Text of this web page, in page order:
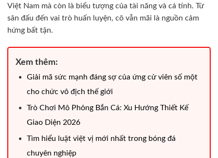
Việt Nam mà còn là biểu tượng của tài năng và cá tính. Từ
sân đấu đến vai trò huấn luyện, cô vẫn mãi là nguồn cảm
hứng bất tận.
Xem thêm:
Giải mã sức mạnh đáng sợ của ứng cử viên số một
cho chức vô địch thế giới
Trò Chơi Mô Phỏng Bắn Cá: Xu Hướng Thiết Kế
Giao Diện 2026
Tìm hiểu luật việt vị mới nhất trong bóng đá
chuyên nghiệp